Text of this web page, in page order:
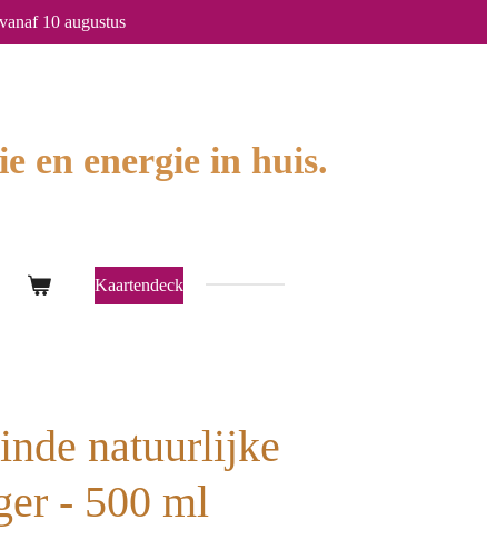
10 augustus
en energie in huis.
Kaartendeck
natuurlijke
- 500 ml